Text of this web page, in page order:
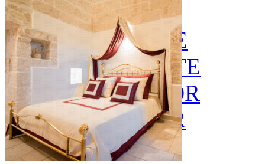
LE CAMERE
GOLD SUITE
GREEN SUITE
BLUE JUNIOR
RED JUNIOR
ESPERIENZE